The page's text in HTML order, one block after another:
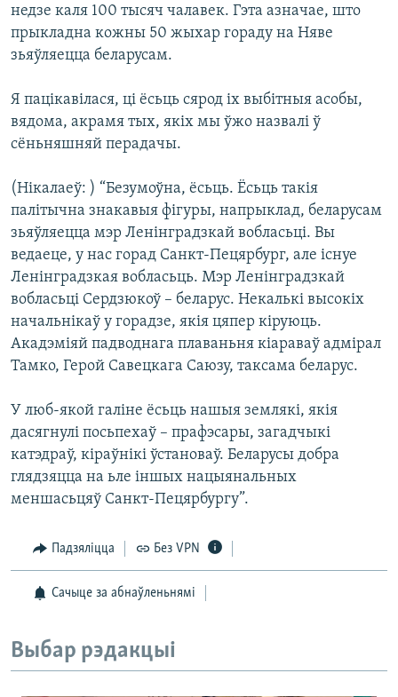
недзе каля 100 тысяч чалавек. Гэта азначае, што
прыкладна кожны 50 жыхар гораду на Няве
зьяўляецца беларусам.
Я пацікавілася, ці ёсьць сярод іх выбітныя асобы,
вядома, акрамя тых, якіх мы ўжо назвалі ў
сёньняшняй перадачы.
(Нікалаеў: ) “Безумоўна, ёсьць. Ёсьць такія
палітычна знакавыя фігуры, напрыклад, беларусам
зьяўляецца мэр Ленінградзкай вобласьці. Вы
ведаеце, у нас горад Санкт-Пецярбург, але існуе
Ленінградзкая вобласьць. Мэр Ленінградзкай
вобласьці Сердзюкоў – беларус. Некалькі высокіх
начальнікаў у горадзе, якія цяпер кіруюць.
Акадэміяй падводнага плаваньня кіараваў адмірал
Тамко, Герой Савецкага Саюзу, таксама беларус.
У люб-якой галіне ёсьць нашыя землякі, якія
дасягнулі посьпехаў – прафэсары, загадчыкі
катэдраў, кіраўнікі ўстановаў. Беларусы добра
глядзяцца на ьле іншых нацыянальных
меншасьцяў Санкт-Пецярбургу”.
Падзяліцца Без VPN
Сачыце за абнаўленьнямі
Выбар рэдакцыі